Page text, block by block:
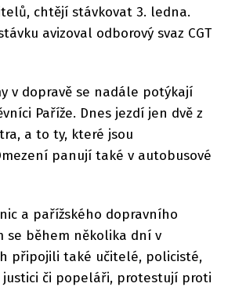
chtějí stávkovat 3. ledna.
avizoval odborový svaz CGT
v dopravě se nadále potýkají
Paříže. Dnes jezdí jen dvě z
a to ty, které jsou
panují také v autobusové
a pařížského dopravního
se během několika dní v
připojili také učitelé, policisté,
justici či popeláři, protestují proti